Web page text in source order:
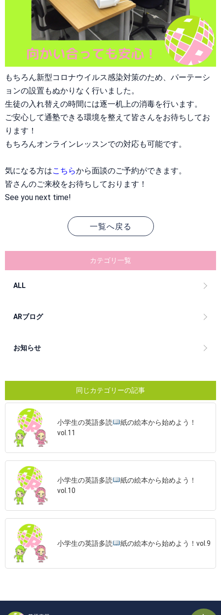
もちろん新型コロナウイルス感染対策のため、パーテーシ
ョンの設置もぬかりなく行いました。
生徒の入れ替えの時間には逐一机上の消毒を行います。
ご安心して通塾できる環境を整えて皆さんをお待ちしてお
ります！
もちろんオンラインレッスンでの対応も可能です。
気になる方はこちらから面談のご予約ができます。
皆さんのご来校をお待ちしております！
See you next time!
一覧へ戻る
カテゴリ一覧
ALL
ARブログ
お知らせ
同じカテゴリーの記事
小学生の英語多読
紙の絵本から始めよう！
vol.11
小学生の英語多読
紙の絵本から始めよう！
vol.10
小学生の英語多読 紙の絵本から始めよう！vol.9